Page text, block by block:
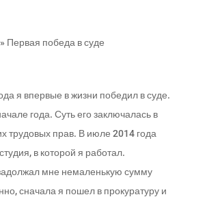
Первая победа в суде
я впервые в жизни победил в суде.
года. Суть его заключалась в
трудовых прав. В июле 2014 года
в которой я работал.
мне немаленькую сумму
сначала я пошел в прокуратуру и